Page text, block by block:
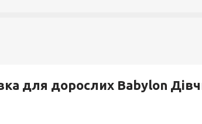
для дорослих Babylon